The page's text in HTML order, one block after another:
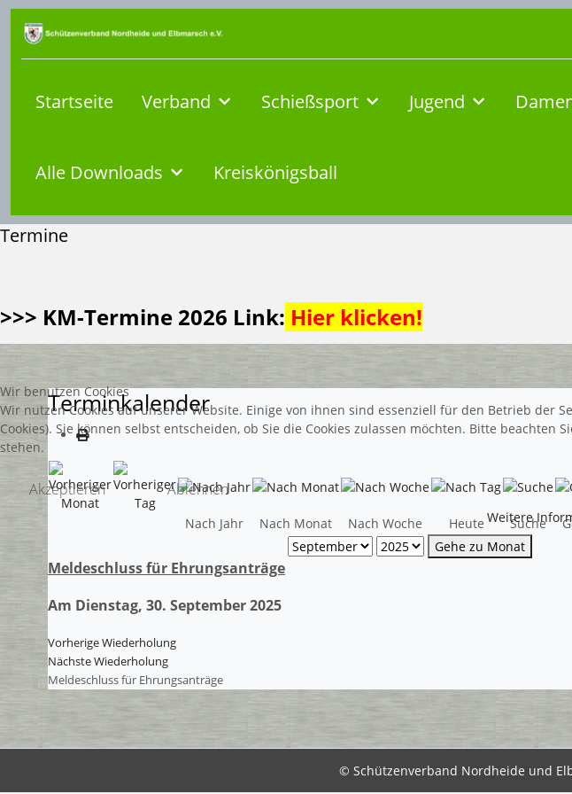
Startseite Verband Schießsport Jugend
Alle Downloads Kreiskönigsball
Termine
>>> KM-Termine 2026 Link: Hier klicken!
Terminkalender
Nach Jahr Nach Monat Nach Woche Heute Suche
Gehe zu Monat
Meldeschluss für Ehrungsanträge
Am Dienstag, 30. September 2025
Vorherige Wiederholung
Nächste Wiederholung
Meldeschluss für Ehrungsanträge
© Schützenverband Nordheide und
Wir benutzen Cookies
Wir nutzen Cookies auf unserer Website. Einige von ihnen sind essenziell für den Betrieb der
Cookies). Sie können selbst entscheiden, ob Sie die Cookies zulassen möchten. Bitte
stehen.
Akzeptieren Ablehnen
Weitere